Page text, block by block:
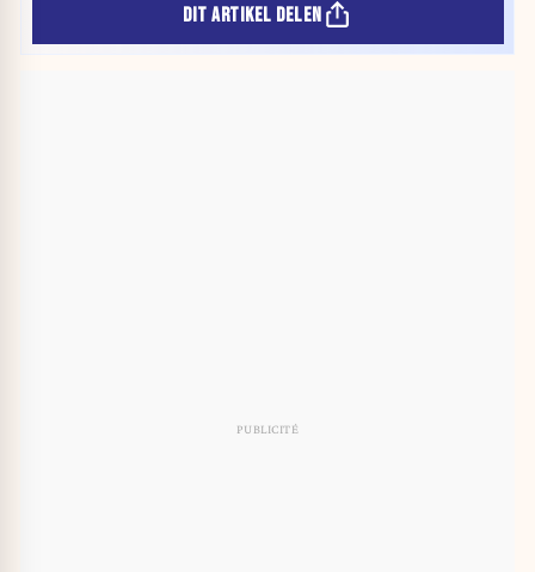
DIT ARTIKEL DELEN